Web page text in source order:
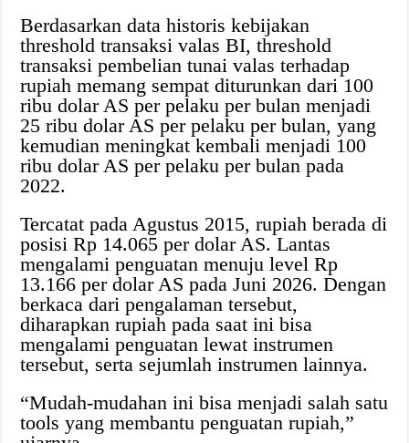
Berdasarkan data historis kebijakan
threshold transaksi valas BI, threshold
transaksi pembelian tunai valas terhadap
rupiah memang sempat diturunkan dari 100
ribu dolar AS per pelaku per bulan menjadi
25 ribu dolar AS per pelaku per bulan, yang
kemudian meningkat kembali menjadi 100
ribu dolar AS per pelaku per bulan pada
2022.
Tercatat pada Agustus 2015, rupiah berada di
posisi Rp 14.065 per dolar AS. Lantas
mengalami penguatan menuju level Rp
13.166 per dolar AS pada Juni 2026. Dengan
berkaca dari pengalaman tersebut,
diharapkan rupiah pada saat ini bisa
mengalami penguatan lewat instrumen
tersebut, serta sejumlah instrumen lainnya.
“Mudah-mudahan ini bisa menjadi salah satu
tools yang membantu penguatan rupiah,”